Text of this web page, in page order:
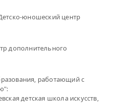
юношеский центр
дополнительного
работающий с
детская школа искусств,